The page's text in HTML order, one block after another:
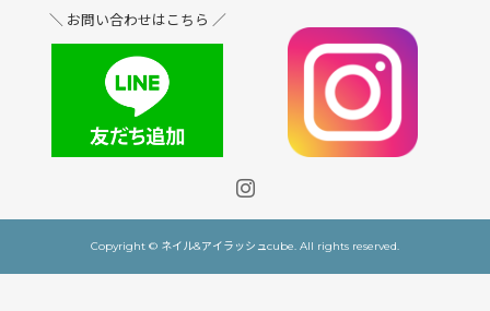
＼ お問い合わせはこちら ／
Copyright © ネイル&アイラッシュcube. All rights reserved.